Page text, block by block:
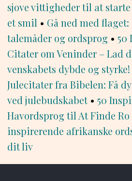
sjove vittigheder til at starte
et smil • Gå ned med
talemåder og ordsprog • 50
Citater om Veninder – Lad
venskabets dybde og styrke!
Julecitater fra Bibelen: Få
ved julebudskabet• 50
Havordsprog til At Finde Ro
inspirerende afrikanske
dit liv